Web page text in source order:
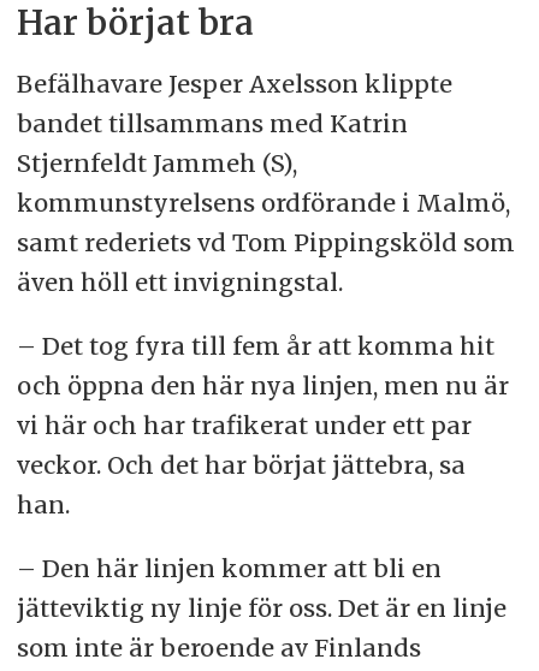
Har börjat bra
Befälhavare Jesper Axelsson klippte
bandet tillsammans med Katrin
Stjernfeldt Jammeh (S),
kommunstyrelsens ordförande i Malmö,
samt rederiets vd Tom Pippingsköld som
även höll ett invigningstal.
– Det tog fyra till fem år att komma hit
och öppna den här nya linjen, men nu är
vi här och har trafikerat under ett par
veckor. Och det har börjat jättebra, sa
han.
– Den här linjen kommer att bli en
jätteviktig ny linje för oss. Det är en linje
som inte är beroende av Finlands